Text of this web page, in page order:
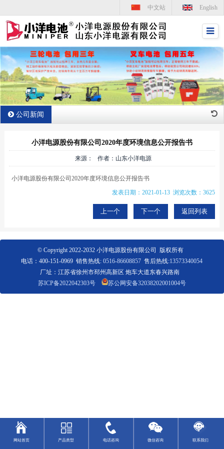
中文站 English
公司新闻
小洋电源股份有限公司2020年度环境信息公开报告书
来源： 作者：山东小洋电源
小洋电源股份有限公司2020年度环境信息公开报告书
发表日期：2021-01-13 浏览次数：3625
上一个 下一个 返回列表
© Copyright 2022-2032 小洋电源股份有限公司 版权所有
电话：400-151-0969 销售热线:0516-86608857 售后热线:13573340054
厂址：江苏省徐州市邳州高新区 炮车大道东春兴路南
苏ICP备2022042303号
苏公网安备32038202001004号
网站首页 产品类型 电话咨询 微信咨询 联系我们